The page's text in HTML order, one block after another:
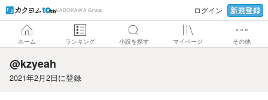
KADOKAWA Group ログイン 新規登録
ホーム ランキング 小説を探す マイページ その他
@kzyeah
2021年2月2日に登録